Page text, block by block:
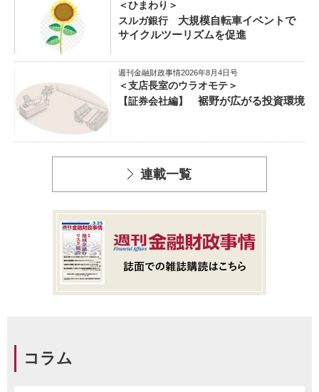
＜ひまわり＞
スルガ銀行
大規模自転車イベントで
サイクルツーリズムを促進
週刊金融財政事情2026年8月4日号
＜支店長室のウラオモテ＞
【証券会社編】
裾野が広がる投資環境
連載一覧
コラム